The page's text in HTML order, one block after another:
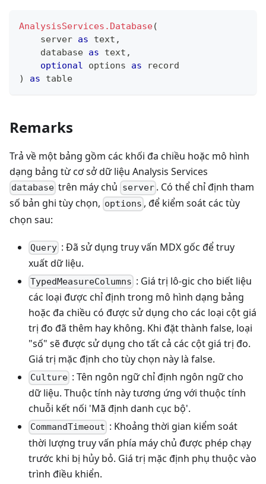
AnalysisServices.Database(
    server
as text ,
    database
as text ,
optional options as
record
)
as table
Remarks
Trả về một bảng gồm các khối đa chiều hoặc mô hình
dạng bảng từ cơ sở dữ liệu Analysis Services
database trên máy chủ server. Có thể chỉ định tham
số bản ghi tùy chọn, options , để kiểm soát các tùy
chọn sau:
Query : Đã sử dụng truy vấn MDX gốc để truy
xuất dữ liệu.
TypedMeasureColumns : Giá trị lô-gic cho biết liệu
các loại được chỉ định trong mô hình dạng bảng
hoặc đa chiều có được sử dụng cho các loại cột giá
trị đo đã thêm hay không. Khi đặt thành false, loại
"số" sẽ được sử dụng cho tất cả các cột giá trị đo.
Giá trị mặc định cho tùy chọn này là false.
Culture : Tên ngôn ngữ chỉ định ngôn ngữ cho
dữ liệu. Thuộc tính này tương ứng với thuộc tính
chuỗi kết nối 'Mã định danh cục bộ'.
CommandTimeout : Khoảng thời gian kiểm soát
thời lượng truy vấn phía máy chủ được phép chạy
trước khi bị hủy bỏ. Giá trị mặc định phụ thuộc vào
trình điều khiển.